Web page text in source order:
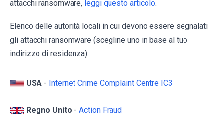
attacchi ransomware, leggi questo articolo.
Elenco delle autorità locali in cui devono essere segnalati
gli attacchi ransomware (scegline uno in base al tuo
indirizzo di residenza):
USA - Internet Crime Complaint Centre IC3
Regno Unito - Action Fraud